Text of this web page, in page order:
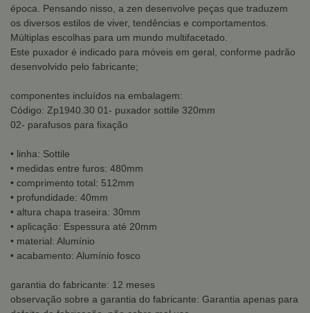
época. Pensando nisso, a zen desenvolve peças que traduzem
os diversos estilos de viver, tendências e comportamentos.
Múltiplas escolhas para um mundo multifacetado.
Este puxador é indicado para móveis em geral, conforme padrão
desenvolvido pelo fabricante;
componentes incluídos na embalagem:
Código: Zp1940.30 01- puxador sottile 320mm
02- parafusos para fixação
• linha: Sottile
• medidas entre furos: 480mm
• comprimento total: 512mm
• profundidade: 40mm
• altura chapa traseira: 30mm
• aplicação: Espessura até 20mm
• material: Alumínio
• acabamento: Alumínio fosco
garantia do fabricante: 12 meses
observação sobre a garantia do fabricante: Garantia apenas para